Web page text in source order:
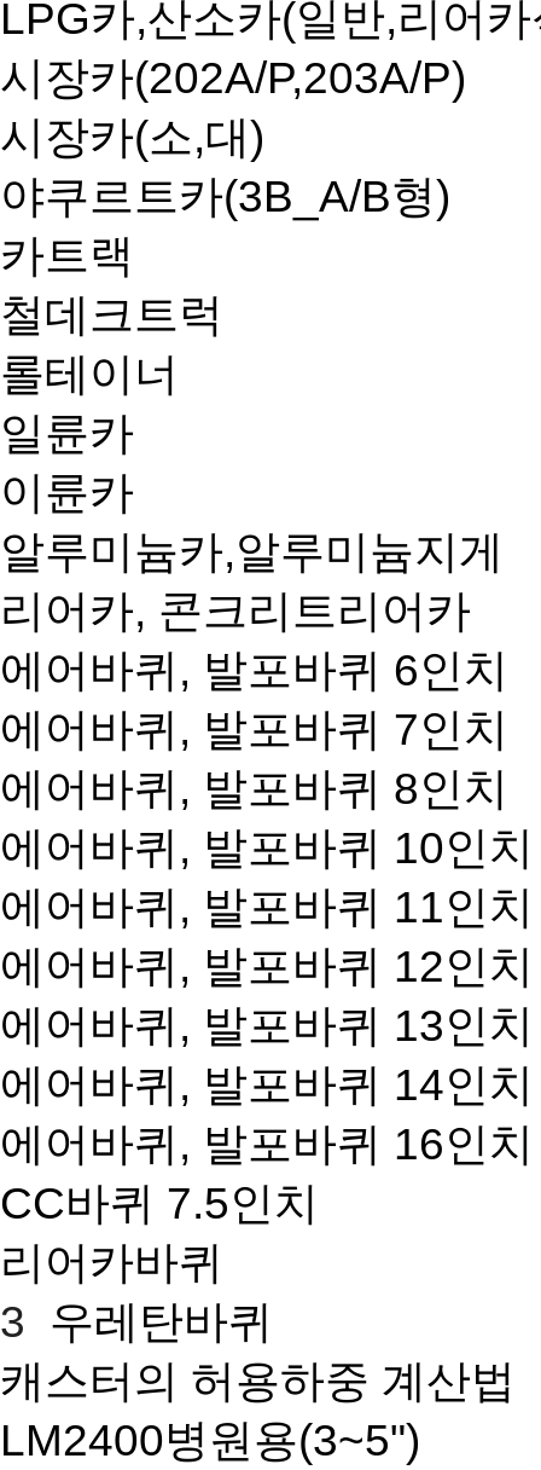
LPG카,산소카(일반,리어
시장카(202A/P,203A/P)
시장카(소,대)
야쿠르트카(3B_A/B형)
카트랙
철데크트럭
롤테이너
일륜카
이륜카
알루미늄카,알루미늄지게
리어카, 콘크리트리어카
에어바퀴, 발포바퀴 6인치
에어바퀴, 발포바퀴 7인치
에어바퀴, 발포바퀴 8인치
에어바퀴, 발포바퀴 10인치
에어바퀴, 발포바퀴 11인치
에어바퀴, 발포바퀴 12인치
에어바퀴, 발포바퀴 13인치
에어바퀴, 발포바퀴 14인치
에어바퀴, 발포바퀴 16인치
CC바퀴 7.5인치
리어카바퀴
3 우레탄바퀴
캐스터의 허용하중 계산법
LM2400병원용(3~5")